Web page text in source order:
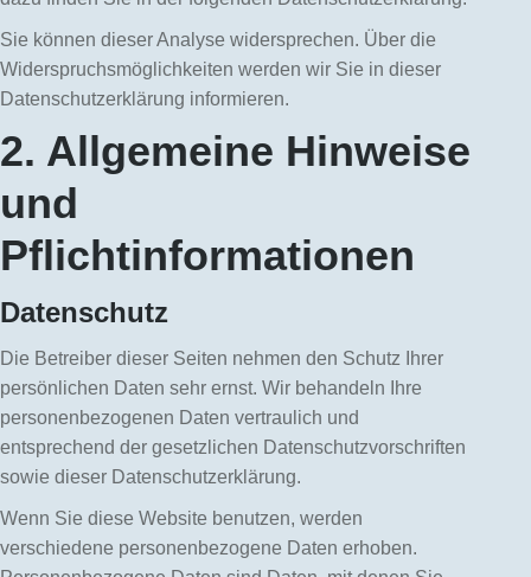
Sie können dieser Analyse widersprechen. Über die
Widerspruchsmöglichkeiten werden wir Sie in dieser
Datenschutzerklärung informieren.
2. Allgemeine Hinweise
und
Pflichtinformationen
Datenschutz
Die Betreiber dieser Seiten nehmen den Schutz Ihrer
persönlichen Daten sehr ernst. Wir behandeln Ihre
personenbezogenen Daten vertraulich und
entsprechend der gesetzlichen Datenschutzvorschriften
sowie dieser Datenschutzerklärung.
Wenn Sie diese Website benutzen, werden
verschiedene personenbezogene Daten erhoben.